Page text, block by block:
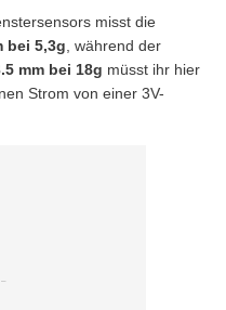
misst die
bei 5,3g , während der
mm bei 18g müsst ihr hier
Strom von einer 3V-